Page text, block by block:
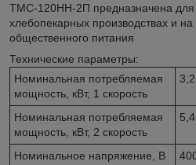
ТМС-120НН-2П предназначена для
хлебопекарных производствах и
общественного питания
Технические параметры:
Номинальная потребляемая
мощность, кВт, 1 скорость
3,2
Номинальная потребляемая
мощность, кВт, 2 скорость
5,4
Номинальное напряжение, В